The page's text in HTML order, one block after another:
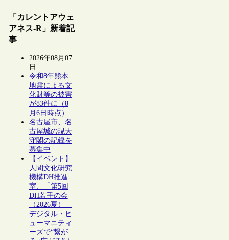
「カレントアウェ
アネス-R」新着記
事
2026年08月07
日
令和8年熊本
地震による文
化財等の被害
が83件に（8
月6日時点）
名古屋市、名
古屋城の現天
守閣の記録を
募集中
【イベント】
人間文化研究
機構DH推進
室、「第5回
DH若手の会
（2026夏）―
デジタル・ヒ
ューマニティ
ーズで“繋が